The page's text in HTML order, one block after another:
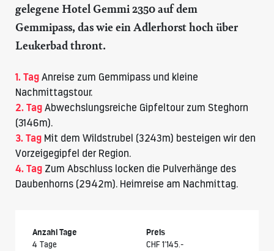
gelegene Hotel Gemmi 2350 auf dem
Gemmipass, das wie ein Adlerhorst hoch über
Leukerbad thront.
1. Tag Anreise zum Gemmipass und kleine
Nachmittagstour.
2. Tag Abwechslungsreiche Gipfeltour zum Steghorn
(3146m).
3. Tag Mit dem Wildstrubel (3243m) besteigen wir den
Vorzeigegipfel der Region.
4. Tag Zum Abschluss locken die Pulverhänge des
Daubenhorns (2942m). Heimreise am Nachmittag.
Anzahl Tage
4 Tage
Preis
CHF 1’145.-